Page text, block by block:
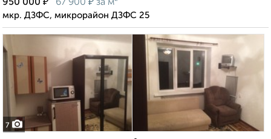
950 000
67 900 за м²
мкр. ДЗФС, микрорайон ДЗФС 25
7